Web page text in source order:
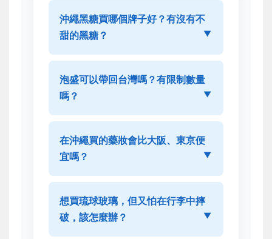
沖繩黑糖買哪個牌子好？有沒有不
甜的黑糖？
「成分」。宮古島、石垣島產的黑
糖通常風味更受推崇。成分表越單
純越好，理想狀態下應該只有「甘
蔗汁」。黑糖本身就是糖，不可能
「不甜」，但好的黑糖甜味層次豐
甜。你可以找標示「 含蜜黑糖 」的
產品，礦物質保留較多。
泡盛可以帶回台灣嗎？有限制數量
嗎？
定，年滿20歲的旅客，可免稅攜帶
公升 的酒類入境（不限種類，但酒
精濃度需超過10%）。超過1公升但
未逾5公升，須向海關申報並課稅。
泡盛酒精度通常超過30度，完全符
在沖繩買的藥妝會比大阪、東京便
宜嗎？
日本傳統的藥妝激戰區，店鋪競爭
不如本州城市激烈，因此折扣和促
想買琉球玻璃，但又怕在行李中摔
破，該怎麼辦？